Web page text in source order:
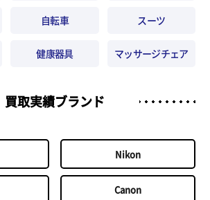
自転車 スーツ
健康器具 マッサージチェア
買取実績ブランド
Nikon
Canon